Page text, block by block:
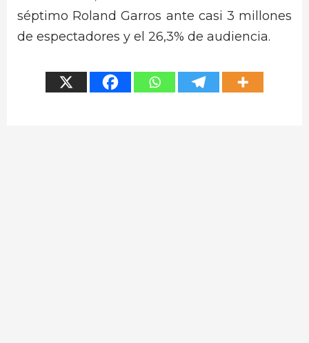
séptimo Roland Garros ante casi 3 millones
de espectadores y el 26,3% de audiencia.